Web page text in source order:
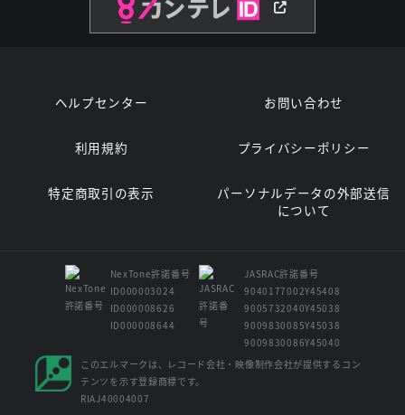
ヘルプセンター お問い合わせ
利用規約 プライバシーポリシー
特定商取引の表示
パーソナルデータの外部送信
について
NexTone許諾番号
ID000003024
ID000008626
ID000008644
JASRAC許諾番号
9040177002Y45408
9005732040Y45038
9009830085Y45038
9009830086Y45040
このエルマークは、レコード会社・映像制作会社が提供するコン
テンツを示す登録商標です。
RIAJ40004007